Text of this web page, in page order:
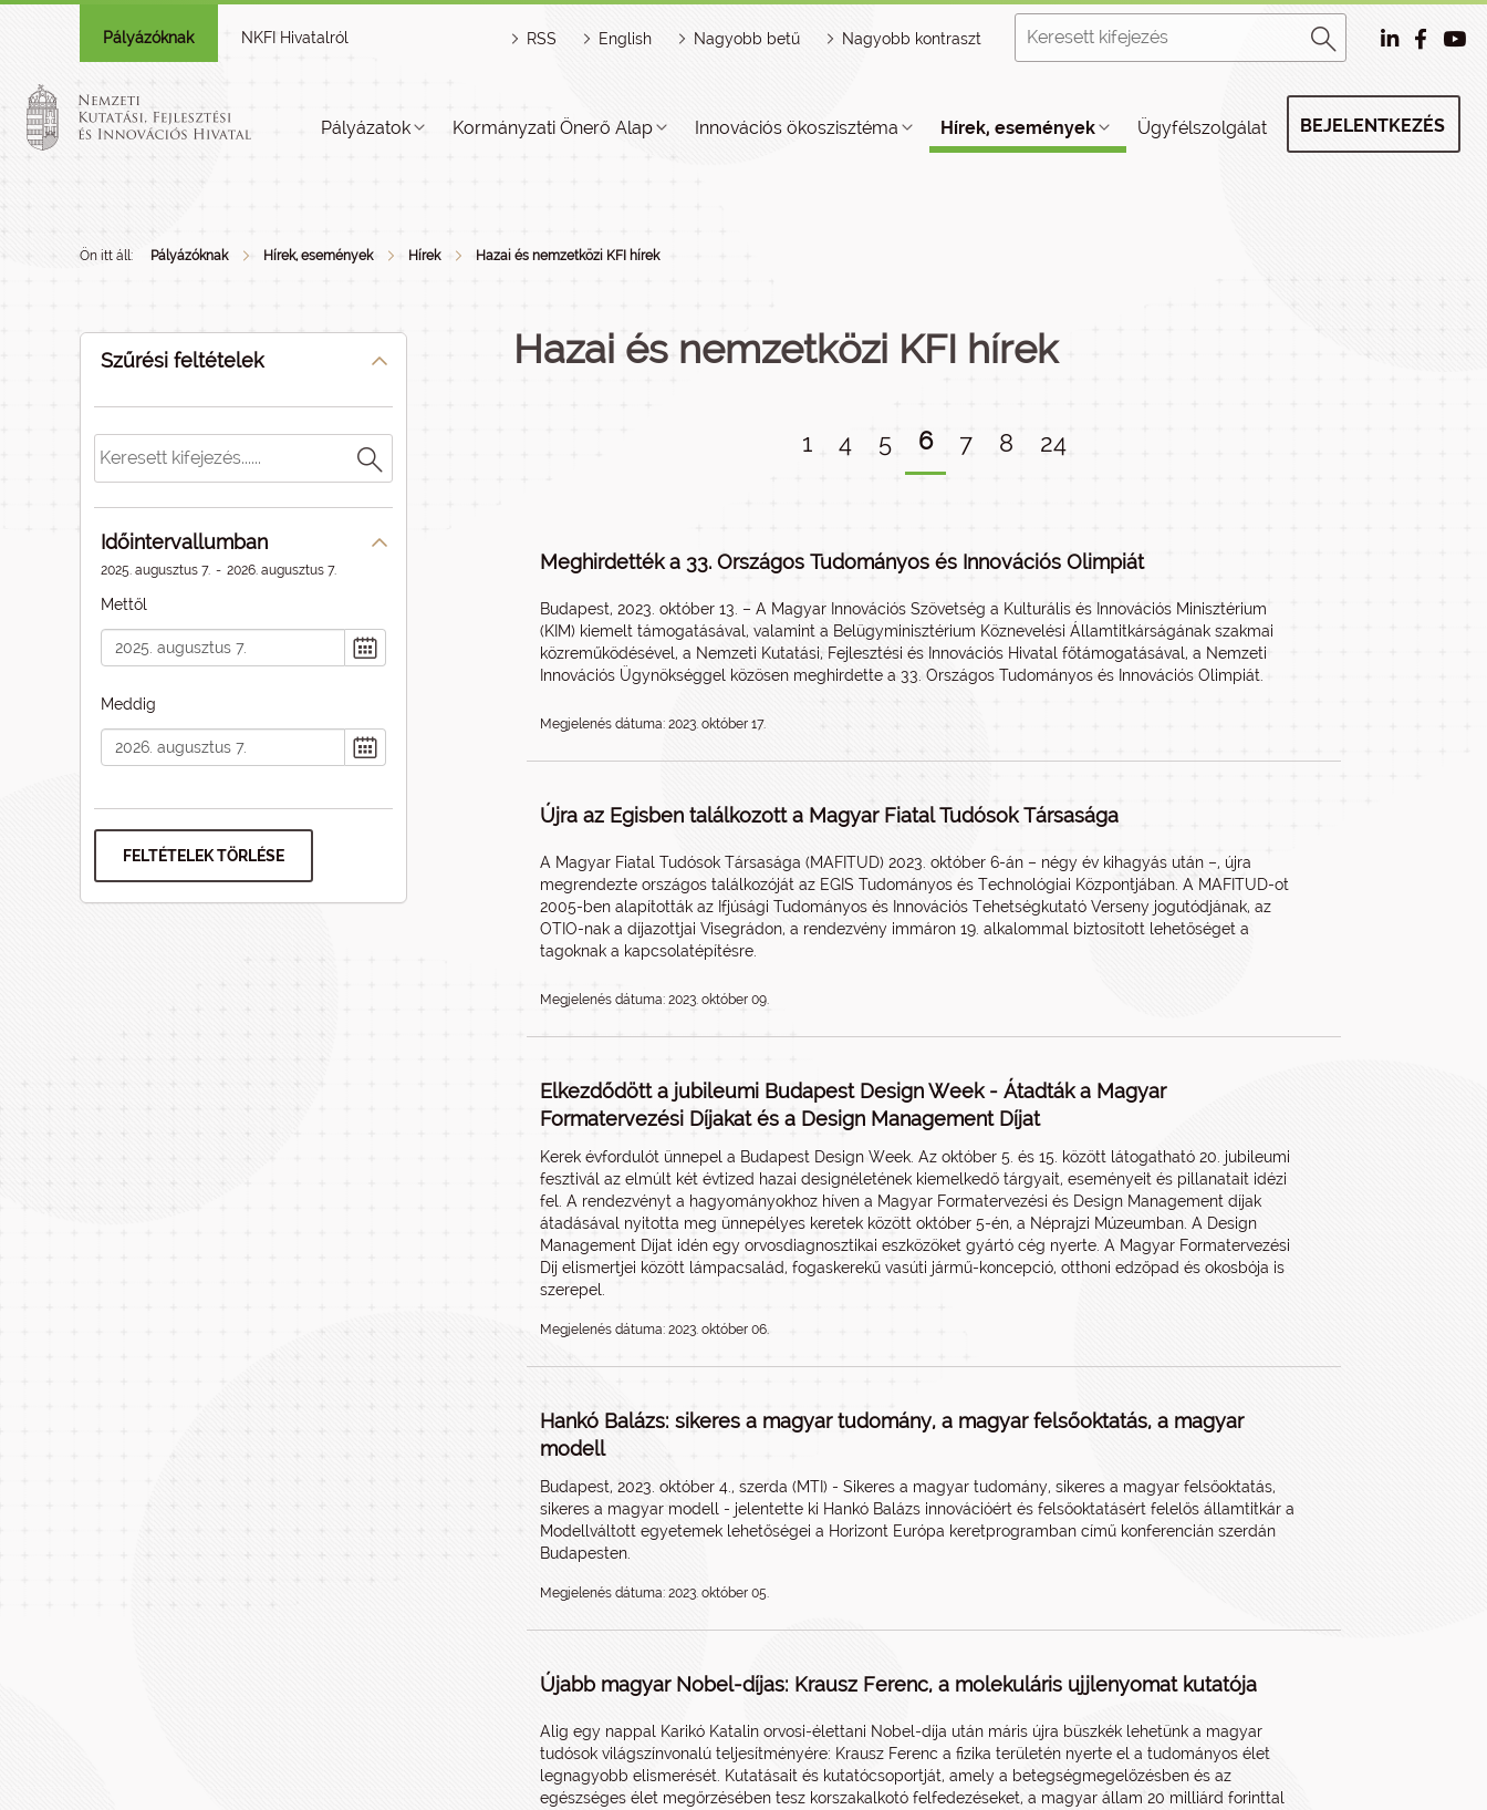
Pályázóknak NKFI Hivatalról RSS English Nagyobb betű Nagyobb kontraszt
Pályázatok Kormányzati Önerő Alap Innovációs ökoszisztéma Hírek, események Ügyfélszolgálat BEJELENTKEZÉS
Ön itt áll: Pályázóknak Hírek, események Hírek Hazai és nemzetközi KFI hírek
Szűrési feltételek
Időintervallumban
2025. augusztus 7. - 2026. augusztus 7.
Mettől
Meddig
FELTÉTELEK TÖRLÉSE
Hazai és nemzetközi KFI hírek
1 4 5 6 7 8 24
Meghirdették a 33. Országos Tudományos és Innovációs Olimpiát
Budapest, 2023. október 13. – A Magyar Innovációs Szövetség a Kulturális és Innovációs Minisztérium
(KIM) kiemelt támogatásával, valamint a Belügyminisztérium Köznevelési Államtitkárságának szakmai
közreműködésével, a Nemzeti Kutatási, Fejlesztési és Innovációs Hivatal főtámogatásával, a Nemzeti
Innovációs Ügynökséggel közösen meghirdette a 33. Országos Tudományos és Innovációs Olimpiát.
Megjelenés dátuma: 2023. október 17.
Újra az Egisben találkozott a Magyar Fiatal Tudósok Társasága
A Magyar Fiatal Tudósok Társasága (MAFITUD) 2023. október 6-án – négy év kihagyás után –, újra
megrendezte országos találkozóját az EGIS Tudományos és Technológiai Központjában. A MAFITUD-ot
2005-ben alapították az Ifjúsági Tudományos és Innovációs Tehetségkutató Verseny jogutódjának, az
OTIO-nak a díjazottjai Visegrádon, a rendezvény immáron 19. alkalommal biztosított lehetőséget a
tagoknak a kapcsolatépítésre.
Megjelenés dátuma: 2023. október 09.
Elkezdődött a jubileumi Budapest Design Week - Átadták a Magyar
Formatervezési Díjakat és a Design Management Díjat
Kerek évfordulót ünnepel a Budapest Design Week. Az október 5. és 15. között látogatható 20. jubileumi
fesztivál az elmúlt két évtized hazai designéletének kiemelkedő tárgyait, eseményeit és pillanatait idézi
fel. A rendezvényt a hagyományokhoz híven a Magyar Formatervezési és Design Management díjak
átadásával nyitotta meg ünnepélyes keretek között október 5-én, a Néprajzi Múzeumban. A Design
Management Díjat idén egy orvosdiagnosztikai eszközöket gyártó cég nyerte. A Magyar Formatervezési
Díj elismertjei között lámpacsalád, fogaskerekű vasúti jármű-koncepció, otthoni edzőpad és okosbója is
szerepel.
Megjelenés dátuma: 2023. október 06.
Hankó Balázs: sikeres a magyar tudomány, a magyar felsőoktatás, a magyar
modell
Budapest, 2023. október 4., szerda (MTI) - Sikeres a magyar tudomány, sikeres a magyar felsőoktatás,
sikeres a magyar modell - jelentette ki Hankó Balázs innovációért és felsőoktatásért felelős államtitkár a
Modellváltott egyetemek lehetőségei a Horizont Európa keretprogramban című konferencián szerdán
Budapesten.
Megjelenés dátuma: 2023. október 05.
Újabb magyar Nobel-díjas: Krausz Ferenc, a molekuláris ujjlenyomat kutatója
Alig egy nappal Karikó Katalin orvosi-élettani Nobel-díja után máris újra büszkék lehetünk a magyar
tudósok világszínvonalú teljesítményére: Krausz Ferenc a fizika területén nyerte el a tudományos élet
legnagyobb elismerését. Kutatásait és kutatócsoportját, amely a betegségmegelőzésben és az
egészséges élet megőrzésében tesz korszakalkotó felfedezéseket, a magyar állam 20 milliárd forinttal